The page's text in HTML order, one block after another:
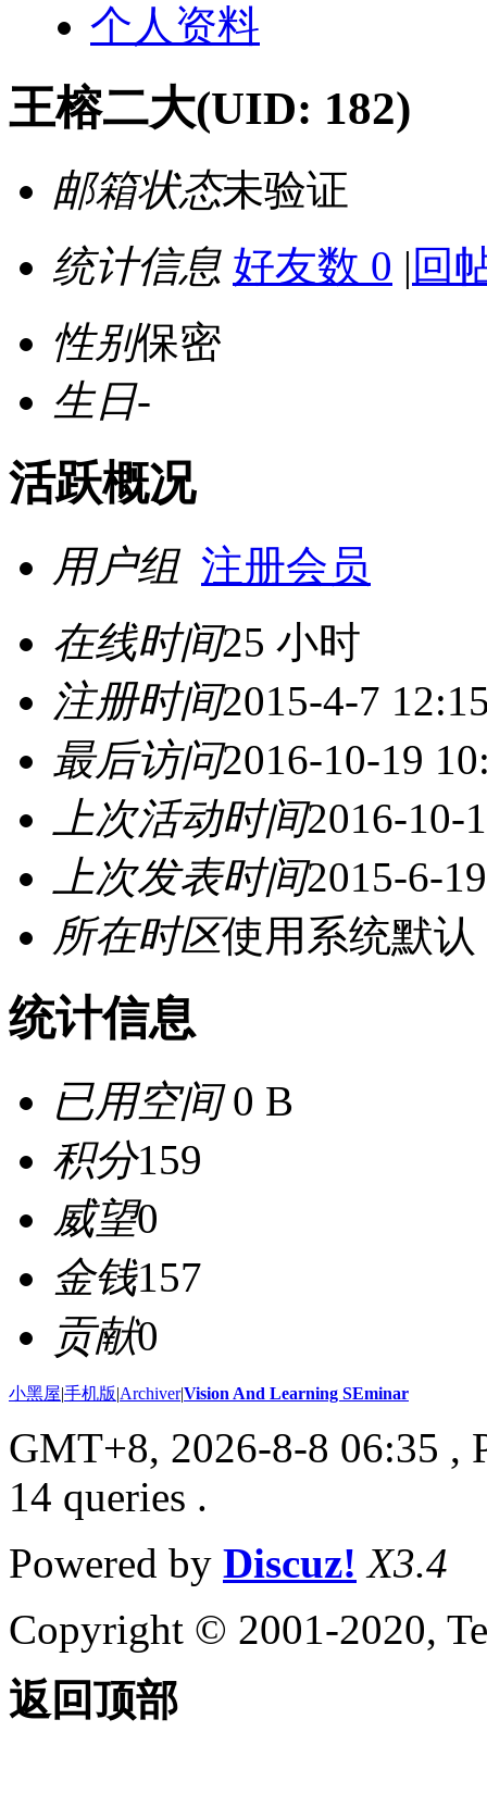
个人资料
王榕二大(UID: 182)
邮箱状态未验证
统计信息 好友数 0 | 回
性别保密
生日-
活跃概况
用户组 注册会员
在线时间25 小时
注册时间2015-4-7
最后访问2016-10-19
上次活动时间2016-10-
上次发表时间2015-6-
所在时区使用系统默认
统计信息
已用空间0 B
积分159
威望0
金钱157
贡献0
小黑屋|手机版|Archiver|Vision And Learning SEminar
GMT+8, 2026-8-8 06:35 ,
14 queries .
Powered by Discuz! X3.4
Copyright © 2001-2020,
返回顶部